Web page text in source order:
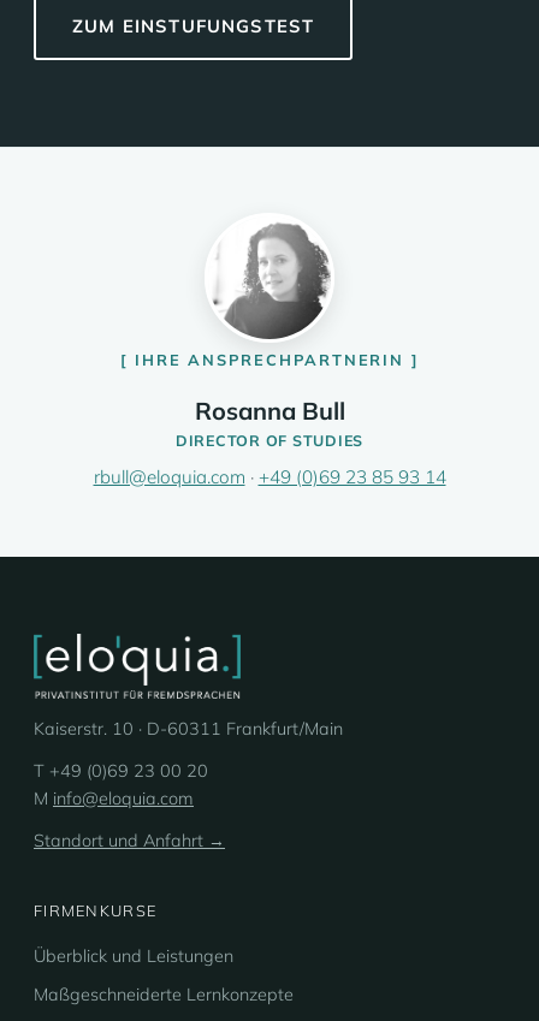
ZUM EINSTUFUNGSTEST
IHRE ANSPRECHPARTNERIN
Rosanna Bull
DIRECTOR OF STUDIES
rbull@eloquia.com · +49 (0)69 23 85 93 14
Kaiserstr. 10 · D-60311 Frankfurt/Main
T +49 (0)69 23 00 20
M info@eloquia.com
Standort und Anfahrt →
FIRMENKURSE
Überblick und Leistungen
Maßgeschneiderte Lernkonzepte